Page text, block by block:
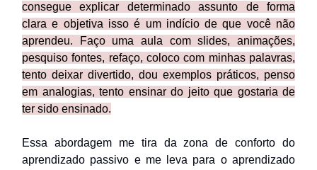
consegue explicar determinado assunto de forma
clara e objetiva isso é um indício de que você não
aprendeu. Faço uma aula com slides, animações,
pesquiso fontes, refaço, coloco com minhas palavras,
tento deixar divertido, dou exemplos práticos, penso
em analogias, tento ensinar do jeito que gostaria de
ter sido ensinado.
Essa abordagem me tira da zona de conforto do
aprendizado passivo e me leva para o aprendizado